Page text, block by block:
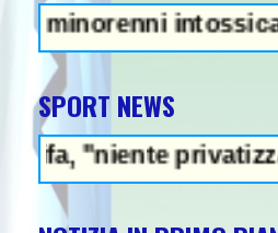
intossicati a
SPORT NEWS